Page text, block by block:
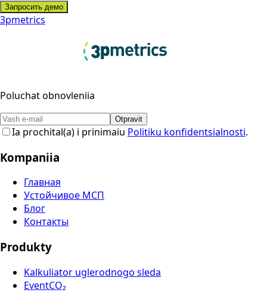
Запросить демо
3pmetrics
Poluchat obnovleniia
Otpravit
Ia prochital(a) i prinimaiu Politiku konfidentsialnosti.
Kompaniia
Главная
Устойчивое МСП
Блог
Контакты
Produkty
Kalkuliator uglerodnogo sleda
EventCO₂